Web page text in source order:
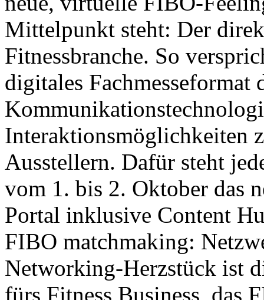
Mittelpunkt steht: Der
Fitnessbranche. So
digitales Fachmesseformat
Interaktionsmöglichkeiten
Ausstellern. Dafür steht
vom 1. bis 2. Oktober das
Portal inklusive Content
FIBO matchmaking:
Networking-Herzstück ist
fürs Fitness Business, das